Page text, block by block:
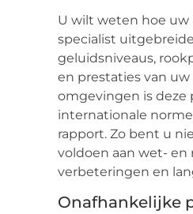
U wilt weten hoe uw
specialist
geluidsniveaus,
en prestaties van
omgevingen is deze
internationale
rapport. Zo bent u
voldoen aan wet- en
verbeteringen en
Onafhankelijke